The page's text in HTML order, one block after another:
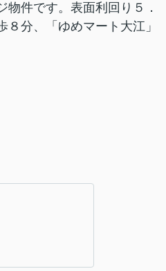
件です。表面利回り５．
分、「ゆめマート大江」